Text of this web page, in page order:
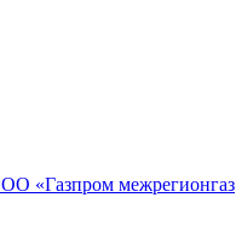
«Газпром межрегионгаз